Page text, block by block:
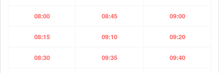
08:00 08:45 09:00
08:15 09:10 09:20
08:30 09:35 09:40